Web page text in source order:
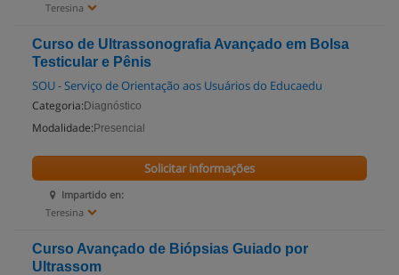
Teresina
Curso de Ultrassonografia Avançado em Bolsa
Testicular e Pênis
SOU - Serviço de Orientação aos Usuários do Educaedu
Categoria: Diagnóstico
Modalidade: Presencial
Impartido en:
Teresina
Solicitar informações
Curso Avançado de Biópsias Guiado por
Ultrassom